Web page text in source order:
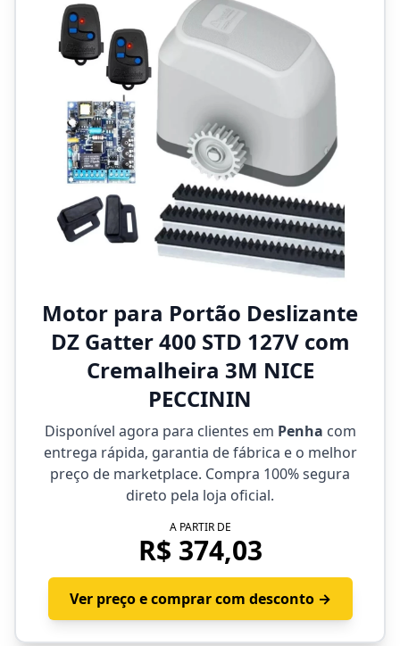
Motor para Portão Deslizante
DZ Gatter 400 STD 127V com
Cremalheira 3M NICE
PECCININ
Disponível agora para clientes em Penha com
entrega rápida, garantia de fábrica e o melhor
preço de marketplace. Compra 100% segura
direto pela loja oficial.
A PARTIR DE
R$ 374,03
Ver preço e comprar com desconto →